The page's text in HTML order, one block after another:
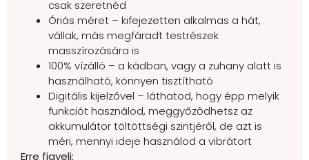
csak szeretnéd
Óriás méret – kifejezetten alkalmas a hát,
vállak, más megfáradt testrészek
masszírozására is
100% vízálló – a kádban, vagy a zuhany alatt is
használható, könnyen tisztítható
Digitális kijelzővel – láthatod, hogy épp melyik
funkciót használod, meggyőződhetsz az
akkumulátor töltöttségi szintjéről, de azt is
méri, mennyi ideje használod a vibrátort
Erre figyelj: